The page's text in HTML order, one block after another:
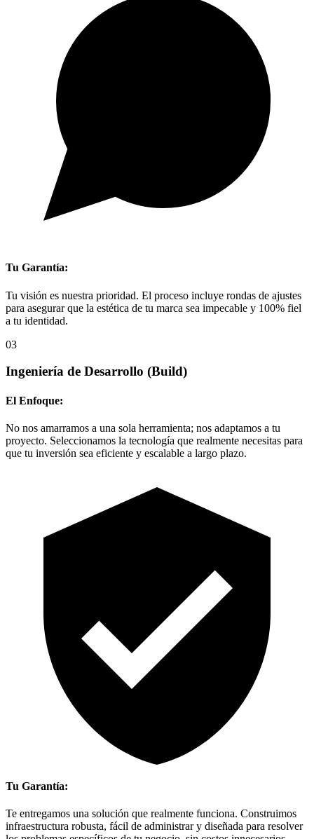
Tu Garantía:
Tu visión es nuestra prioridad. El proceso incluye rondas de ajustes
para asegurar que la estética de tu marca sea impecable y 100% fiel
a tu identidad.
03
Ingeniería de Desarrollo (Build)
El Enfoque:
No nos amarramos a una sola herramienta; nos adaptamos a tu
proyecto. Seleccionamos la tecnología que realmente necesitas para
que tu inversión sea eficiente y escalable a largo plazo.
Tu Garantía:
Te entregamos una solución que realmente funciona. Construimos
infraestructura robusta, fácil de administrar y diseñada para resolver